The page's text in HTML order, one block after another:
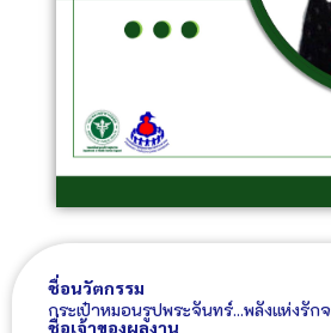
ชื่อนวัตกรรม
กระเป๋าหมอนรูปพระจันทร์...พลังแห่งรัก
ชื่อเจ้าของผลงาน